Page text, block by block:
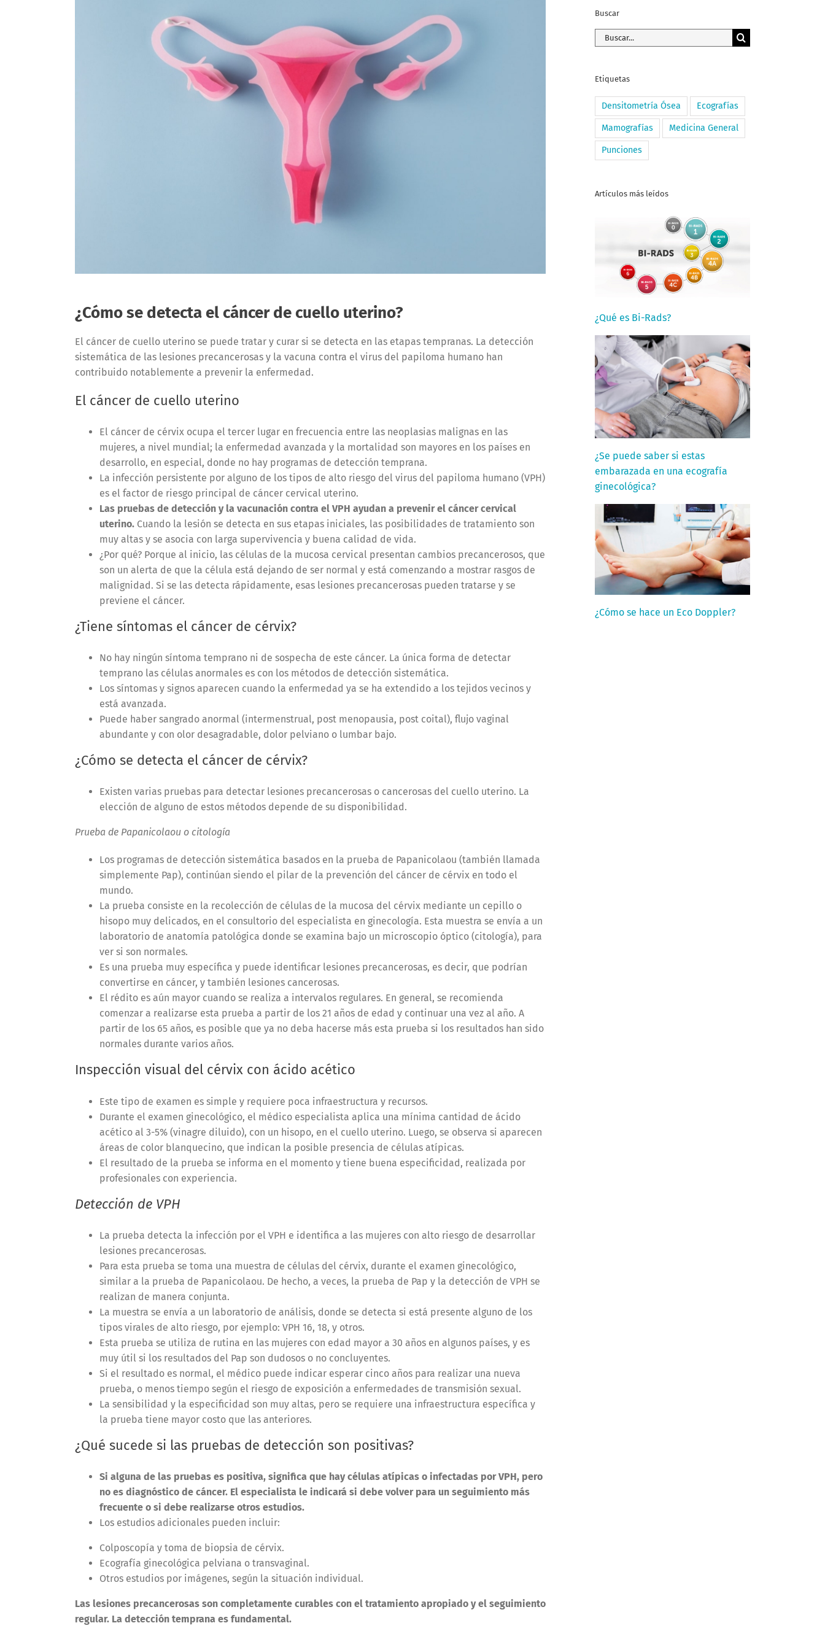
¿Cómo se detecta el cáncer de cuello uterino?
El cáncer de cuello uterino se puede tratar y curar si se detecta en las etapas tempranas. La detección
sistemática de las lesiones precancerosas y la vacuna contra el virus del papiloma humano han
contribuido notablemente a prevenir la enfermedad.
El cáncer de cuello uterino
El cáncer de cérvix ocupa el tercer lugar en frecuencia entre las neoplasias malignas en las
mujeres, a nivel mundial; la enfermedad avanzada y la mortalidad son mayores en los países en
desarrollo, en especial, donde no hay programas de detección temprana.
La infección persistente por alguno de los tipos de alto riesgo del virus del papiloma humano (VPH)
es el factor de riesgo principal de cáncer cervical uterino.
Las pruebas de detección y la vacunación contra el VPH ayudan a prevenir el cáncer cervical
uterino.Cuando la lesión se detecta en sus etapas iniciales, las posibilidades de tratamiento son
muy altas y se asocia con larga supervivencia y buena calidad de vida.
¿Por qué? Porque al inicio, las células de la mucosa cervical presentan cambios precancerosos, que
son un alerta de que la célula está dejando de ser normal y está comenzando a mostrar rasgos de
malignidad. Si se las detecta rápidamente, esas lesiones precancerosas pueden tratarse y se
previene el cáncer.
¿Tiene síntomas el cáncer de cérvix?
No hay ningún síntoma temprano ni de sospecha de este cáncer. La única forma de detectar
temprano las células anormales es con los métodos de detección sistemática.
Los síntomas y signos aparecen cuando la enfermedad ya se ha extendido a los tejidos vecinos y
está avanzada.
Puede haber sangrado anormal (intermenstrual, post menopausia, post coital), flujo vaginal
abundante y con olor desagradable, dolor pelviano o lumbar bajo.
¿Cómo se detecta el cáncer de cérvix?
Existen varias pruebas para detectar lesiones precancerosas o cancerosas del cuello uterino. La
elección de alguno de estos métodos depende de su disponibilidad.
Prueba de Papanicolaou o citología
Los programas de detección sistemática basados en la prueba de Papanicolaou (también llamada
simplemente Pap), continúan siendo el pilar de la prevención del cáncer de cérvix en todo el
mundo.
La prueba consiste en la recolección de células de la mucosa del cérvix mediante un cepillo o
hisopo muy delicados, en el consultorio del especialista en ginecología. Esta muestra se envía a un
laboratorio de anatomía patológica donde se examina bajo un microscopio óptico (citología), para
ver si son normales.
Es una prueba muy específica y puede identificar lesiones precancerosas, es decir, que podrían
convertirse en cáncer, y también lesiones cancerosas.
El rédito es aún mayor cuando se realiza a intervalos regulares. En general, se recomienda
comenzar a realizarse esta prueba a partir de los 21 años de edad y continuar una vez al año. A
partir de los 65 años, es posible que ya no deba hacerse más esta prueba si los resultados han sido
normales durante varios años.
Inspección visual del cérvix con ácido acético
Este tipo de examen es simple y requiere poca infraestructura y recursos.
Durante el examen ginecológico, el médico especialista aplica una mínima cantidad de ácido
acético al 3-5% (vinagre diluido), con un hisopo, en el cuello uterino. Luego, se observa si aparecen
áreas de color blanquecino, que indican la posible presencia de células atípicas.
El resultado de la prueba se informa en el momento y tiene buena especificidad, realizada por
profesionales con experiencia.
Detección de VPH
La prueba detecta la infección por el VPH e identifica a las mujeres con alto riesgo de desarrollar
lesiones precancerosas.
Para esta prueba se toma una muestra de células del cérvix, durante el examen ginecológico,
similar a la prueba de Papanicolaou. De hecho, a veces, la prueba de Pap y la detección de VPH se
realizan de manera conjunta.
La muestra se envía a un laboratorio de análisis, donde se detecta si está presente alguno de los
tipos virales de alto riesgo, por ejemplo: VPH 16, 18, y otros.
Esta prueba se utiliza de rutina en las mujeres con edad mayor a 30 años en algunos países, y es
muy útil si los resultados del Pap son dudosos o no concluyentes.
Si el resultado es normal, el médico puede indicar esperar cinco años para realizar una nueva
prueba, o menos tiempo según el riesgo de exposición a enfermedades de transmisión sexual.
La sensibilidad y la especificidad son muy altas, pero se requiere una infraestructura específica y
la prueba tiene mayor costo que las anteriores.
¿Qué sucede si las pruebas de detección son positivas?
Si alguna de las pruebas es positiva, significa que hay células atípicas o infectadas por VPH, pero
no es diagnóstico de cáncer. El especialista le indicará si debe volver para un seguimiento más
frecuente o si debe realizarse otros estudios.
Los estudios adicionales pueden incluir:
Colposcopía y toma de biopsia de cérvix.
Ecografía ginecológica pelviana o transvaginal.
Otros estudios por imágenes, según la situación individual.
Las lesiones precancerosas son completamente curables con el tratamiento apropiado y el seguimiento
regular. La detección temprana es fundamental.
Buscar
Buscar:
Etiquetas
Densitometría Ósea Ecografías
Mamografías Medicina General
Punciones
Artículos más leídos
¿Qué es Bi-Rads?
¿Se puede saber si estas
embarazada en una ecografía
ginecológica?
¿Cómo se hace un Eco Doppler?